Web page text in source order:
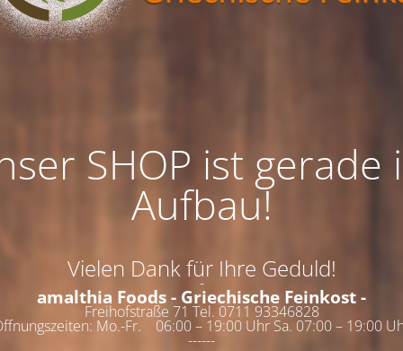
SHOP ist gerade
Aufbau!
Vielen Dank für Ihre Geduld!
-
amalthia Foods - Griechische Feinkost -
Freihofstraße 71 Tel. 0711 93346828
Mo.-Fr. 06:00 – 19:00 Uhr Sa. 07:00 – 19:00
------